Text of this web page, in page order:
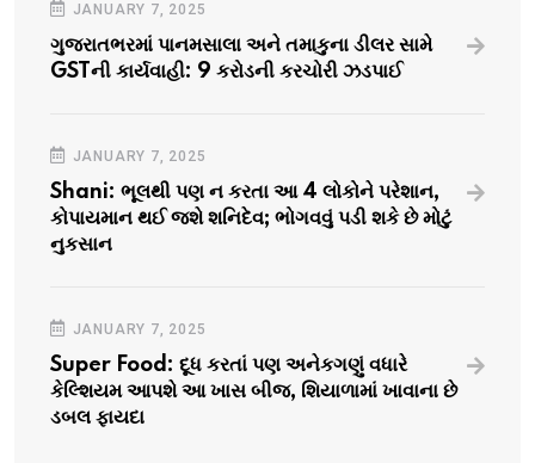
JANUARY 7, 2025
ગુજરાતભરમાં પાનમસાલા અને તમાકુના ડીલર સામે
GSTની કાર્યવાહી: 9 કરોડની કરચોરી ઝડપાઈ
JANUARY 7, 2025
Shani: ભૂલથી પણ ન કરતા આ 4 લોકોને પરેશાન,
કોપાયમાન થઈ જશે શનિદેવ; ભોગવવું પડી શકે છે મોટું
નુકસાન
JANUARY 7, 2025
Super Food: દૂધ કરતાં પણ અનેકગણું વધારે
કેલ્શિયમ આપશે આ ખાસ બીજ, શિયાળામાં ખાવાના છે
ડબલ ફાયદા